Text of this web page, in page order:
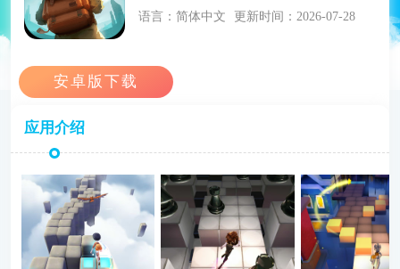
语言：简体中文
更新时间：2026-07-28
应用介绍